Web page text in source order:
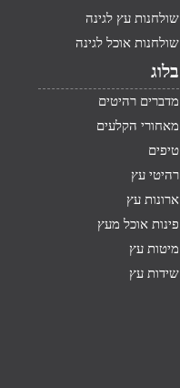
שולחנות עץ לגינה
שולחנות אוכל לגינה
בלוג
מדברים רהיטים
מאחורי הקלעים
טיפים
רהיטי עץ
ארונות עץ
פינות אוכל מעץ
מיטות עץ
שידות עץ